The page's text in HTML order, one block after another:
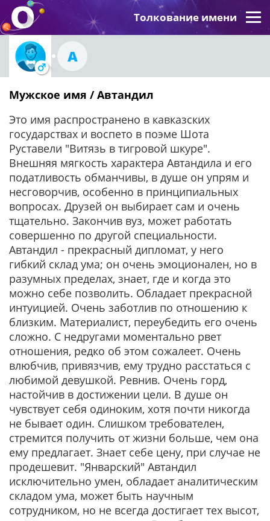
Толкование имени
А
Мужское имя / Автандил
Это имя распространено в кавказских
государствах и воспето в поэме Шота
Руставели "Витязь в тигровой шкуре".
Внешняя мягкость характера Автандила и его
податливость обманчивы, в душе он упрям и
несговорчив, особенно в принципиальных
вопросах. Друзей он выбирает сам и очень
тщательно. Закончив вуз, может работать
совершенно по другой специальности.
Автандил - прекрасный дипломат, у него
гибкий склад ума; он очень эмоционален, но в
разумных пределах, знает, где и когда это
можно себе позволить. Обладает прекрасной
интуицией. Очень заботлив по отношению к
близким. Материалист, переубедить его очень
сложно. С недругами моментально рвет
отношения, редко об этом сожалеет. Очень
влюбчив, привязчив, ему трудно расстаться с
любимой девушкой. Ревнив. Очень горд,
настойчив в достижении цели. В душе он
чувствует себя одиноким, хотя почти никогда
не бывает один. Слишком требователен,
стремится получить от жизни больше, чем она
ему предлагает. Знает себе цену, при случае не
продешевит. "Январский" Автандил
исключительно умен, обладает аналитическим
складом ума, может быть научным
сотрудником, но не всегда достигает тех высот,